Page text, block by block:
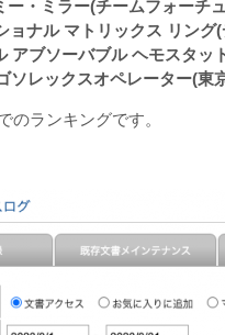
ー・ミラー(チームフォーチ
ョナル マトリックス リング
アブソーバブル ヘモスタッ
ソレックスオペレーター(東
のランキングです。